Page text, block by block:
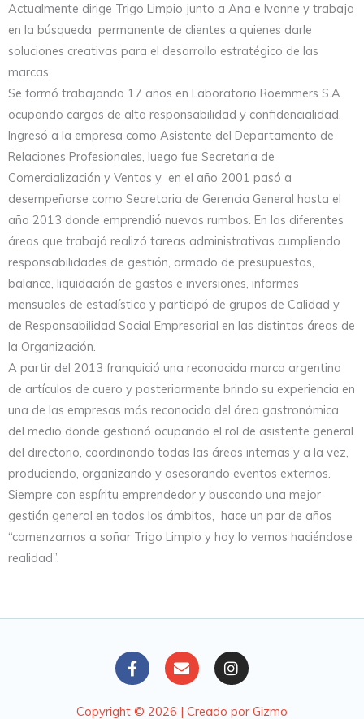
Actualmente dirige Trigo Limpio junto a Ana e Ivonne y trabaja
en la búsqueda permanente de clientes a quienes darle
soluciones creativas para el desarrollo estratégico de las
marcas.
Se formó trabajando 17 años en Laboratorio Roemmers S.A.,
ocupando cargos de alta responsabilidad y confidencialidad.
Ingresó a la empresa como Asistente del Departamento de
Relaciones Profesionales, luego fue Secretaria de
Comercialización y Ventas y en el año 2001 pasó a
desempeñarse como Secretaria de Gerencia General hasta el
año 2013 donde emprendió nuevos rumbos. En las diferentes
áreas que trabajó realizó tareas administrativas cumpliendo
responsabilidades de gestión, armado de presupuestos,
balance, liquidación de gastos e inversiones, informes
mensuales de estadística y participó de grupos de Calidad y
de Responsabilidad Social Empresarial en las distintas áreas de
la Organización.
A partir del 2013 franquició una reconocida marca argentina
de artículos de cuero y posteriormente brindo su experiencia en
una de las empresas más reconocida del área gastronómica
del medio donde gestionó ocupando el rol de asistente general
del directorio, coordinando todas las áreas internas y a la vez,
produciendo, organizando y asesorando eventos externos.
Siempre con espíritu emprendedor y buscando una mejor
gestión general en todos los ámbitos, hace un par de años
“comenzamos a soñar Trigo Limpio y hoy lo vemos haciéndose
realidad”.
F
a
c
e
E
n
v
e
I
n
s
Copyright © 2026 | Creado por Gizmo